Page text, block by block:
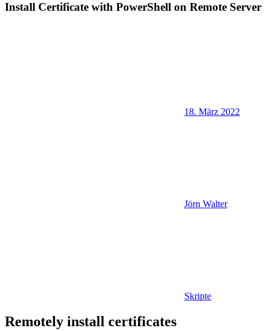
Install Certificate with PowerShell on Remote Server
18. März 2022
Jörn Walter
Skripte
Remotely install certificates